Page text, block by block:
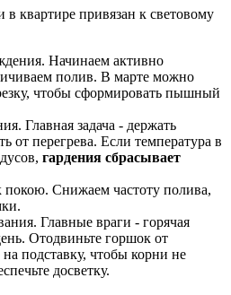
квартире привязан к световому
Начинаем активно
полив. В марте можно
чтобы сформировать пышный
Главная задача - держать
от перегрева. Если температура в
гардения сбрасывает
покою. Снижаем частоту полива,
Главные враги - горячая
Отодвиньте горшок от
на подставку, чтобы корни не
досветку.